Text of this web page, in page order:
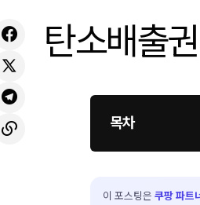
탄소배출
목차
이 포스팅은 쿠팡 파트